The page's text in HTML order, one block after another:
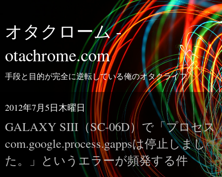
オタクローム -
otachrome.com
手段と目的が完全に逆転している俺のオタクライフ
2012年7月5日木曜日
GALAXY SIII（SC-06D）で「プロセス
com.google.process.gappsは停止しまし
た。」というエラーが頻発する件